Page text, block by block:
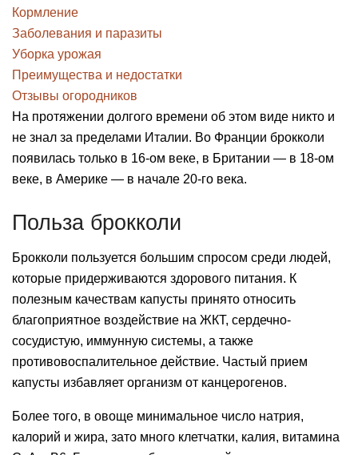
Кормление
Заболевания и паразиты
Уборка урожая
Преимущества и недостатки
Отзывы огородников
На протяжении долгого времени об этом виде никто и
не знал за пределами Италии. Во Франции брокколи
появилась только в 16-ом веке, в Британии — в 18-ом
веке, в Америке — в начале 20-го века.
Польза брокколи
Брокколи пользуется большим спросом среди людей,
которые придерживаются здорового питания. К
полезным качествам капусты принято относить
благоприятное воздействие на ЖКТ, сердечно-
сосудистую, иммунную системы, а также
противовоспалительное действие. Частый прием
капусты избавляет организм от канцерогенов.
Более того, в овоще минимальное число натрия,
калорий и жира, зато много клетчатки, калия, витамина